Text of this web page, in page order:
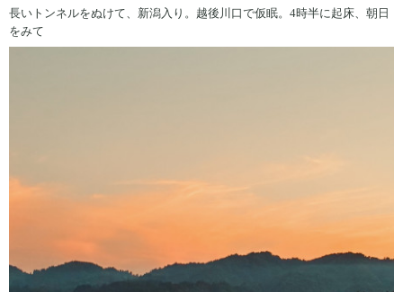
長いトンネルをぬけて、新潟入り。越後川口で仮眠。4時半に起床、朝日
をみて